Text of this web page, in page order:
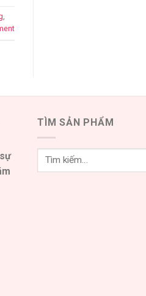
,
TÌM SẢN PHẨM